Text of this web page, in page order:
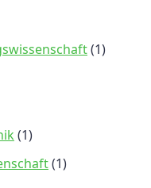
(1)
(1)
(1)